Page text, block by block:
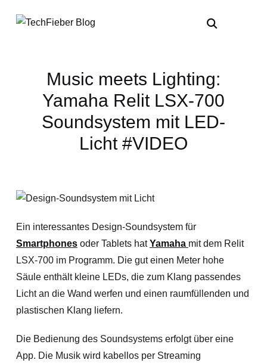
Music meets Lighting:
Yamaha Relit LSX-700
Soundsystem mit LED-
Licht #VIDEO
Ein interessantes Design-Soundsystem für
Smartphonesoder Tablets hatYamaha mit dem Relit
LSX-700 im Programm. Die gut einen Meter hohe
Säule enthält kleine LEDs, die zum Klang passendes
Licht an die Wand werfen und einen raumfüllenden und
plastischen Klang liefern.
Die Bedienung des Soundsystems erfolgt über eine
App. Die Musik wird kabellos per Streaming